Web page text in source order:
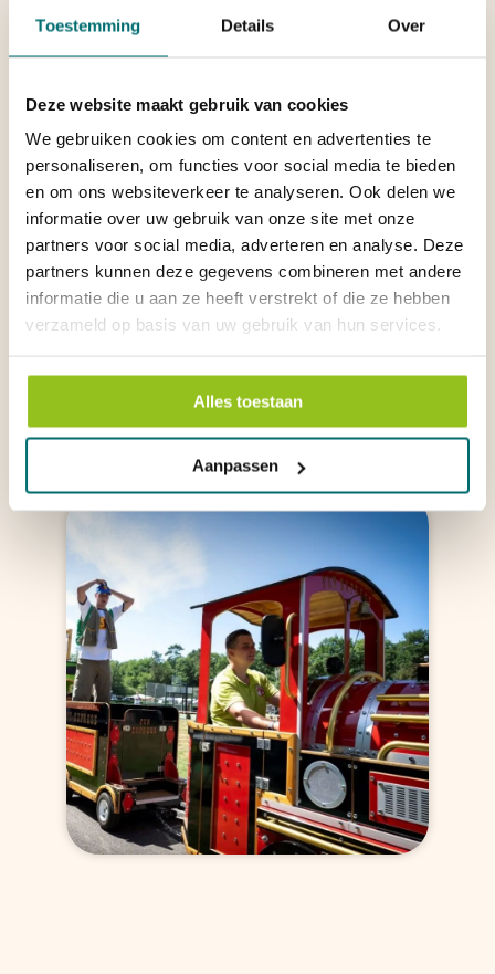
Toestemming Details Over
Deze website maakt gebruik van cookies
We gebruiken cookies om content en advertenties te
personaliseren, om functies voor social media te bieden
en om ons websiteverkeer te analyseren. Ook delen we
informatie over uw gebruik van onze site met onze
partners voor social media, adverteren en analyse. Deze
partners kunnen deze gegevens combineren met andere
informatie die u aan ze heeft verstrekt of die ze hebben
verzameld op basis van uw gebruik van hun services.
Alles toestaan
Aanpassen